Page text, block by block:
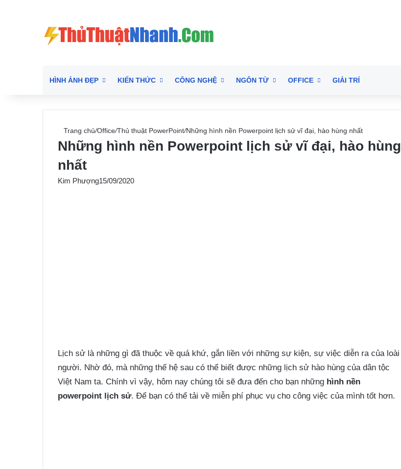
HÌNH ẢNH ĐẸP KIẾN THỨC CÔNG NGHỆ NGÔN TỪ OFFICE GIẢI TRÍ
Trang chủ/Office/Thủ thuật PowerPoint/Những hình nền Powerpoint lịch sử vĩ đại, hào hùng nhất
Những hình nền Powerpoint lịch sử vĩ đại, hào hùng
nhất
Kim Phượng15/09/2020
Lịch sử là những gì đã thuộc về quá khứ, gắn liền với những sự kiện, sự việc diễn ra của loài
người. Nhờ đó, mà những thế hệ sau có thể biết được những lịch sử hào hùng của dân tộc
Việt Nam ta. Chính vì vậy, hôm nay chúng tôi sẽ đưa đến cho bạn những hình nền
powerpoint lịch sử. Để bạn có thể tải về miễn phí phục vụ cho công việc của mình tốt hơn.